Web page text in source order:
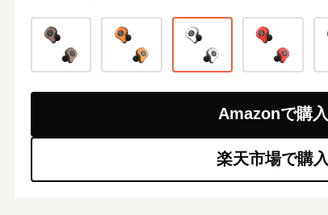
Amazonで購入
楽天市場で購入